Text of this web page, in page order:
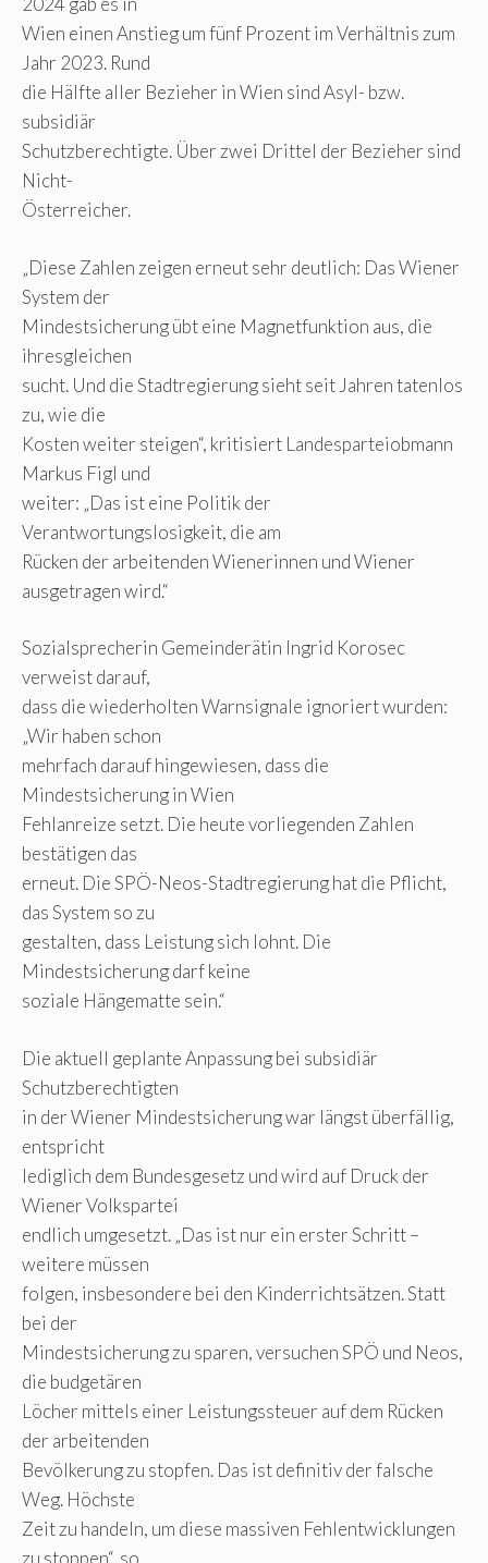
Wien einen Anstieg um fünf Prozent im Verhältnis zum
Jahr 2023. Rund
die Hälfte aller Bezieher in Wien sind Asyl- bzw.
subsidiär
Schutzberechtigte. Über zwei Drittel der Bezieher sind
Nicht-
Österreicher.
„Diese Zahlen zeigen erneut sehr deutlich: Das Wiener
System der
Mindestsicherung übt eine Magnetfunktion aus, die
ihresgleichen
sucht. Und die Stadtregierung sieht seit Jahren tatenlos
zu, wie die
Kosten weiter steigen“, kritisiert Landesparteiobmann
Markus Figl und
weiter: „Das ist eine Politik der
Verantwortungslosigkeit, die am
Rücken der arbeitenden Wienerinnen und Wiener
ausgetragen wird.“
Sozialsprecherin Gemeinderätin Ingrid Korosec
verweist darauf,
dass die wiederholten Warnsignale ignoriert wurden:
„Wir haben schon
mehrfach darauf hingewiesen, dass die
Mindestsicherung in Wien
Fehlanreize setzt. Die heute vorliegenden Zahlen
bestätigen das
erneut. Die SPÖ-Neos-Stadtregierung hat die Pflicht,
das System so zu
gestalten, dass Leistung sich lohnt. Die
Mindestsicherung darf keine
soziale Hängematte sein.“
Die aktuell geplante Anpassung bei subsidiär
Schutzberechtigten
in der Wiener Mindestsicherung war längst überfällig,
entspricht
lediglich dem Bundesgesetz und wird auf Druck der
Wiener Volkspartei
endlich umgesetzt. „Das ist nur ein erster Schritt –
weitere müssen
folgen, insbesondere bei den Kinderrichtsätzen. Statt
bei der
Mindestsicherung zu sparen, versuchen SPÖ und Neos,
die budgetären
Löcher mittels einer Leistungssteuer auf dem Rücken
der arbeitenden
Bevölkerung zu stopfen. Das ist definitiv der falsche
Weg. Höchste
Zeit zu handeln, um diese massiven Fehlentwicklungen
zu stoppen“, so